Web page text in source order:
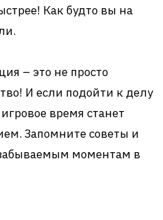
Как будто вы на
– это не просто
И если подойти к делу
время станет
Запомните советы и
моментам в